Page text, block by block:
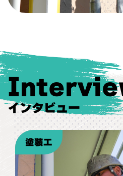
インタビュー
塗装工